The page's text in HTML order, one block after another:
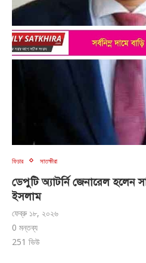
ফিচার সাতক্ষীরা
ডেপুটি অ্যাটর্নি জেনারেল হলেন
ইসলাম
ফেব্রু ১৮, ২০২৬
0 মন্তব্য
251 ভিউ